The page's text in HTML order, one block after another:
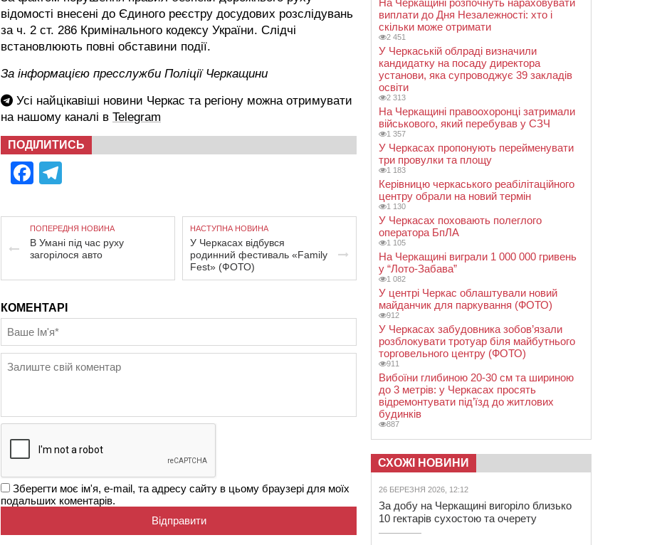
відомості внесені до Єдиного реєстру досудових розслідувань
за ч. 2 ст. 286 Кримінального кодексу України. Слідчі
встановлюють повні обставини події.
За інформацією пресслужби Поліції Черкащини
Усі найцікавіші новини Черкас та регіону можна отримувати
на нашому каналі в Telegram
ПОДІЛИТИСЬ
Facebook
ПОПЕРЕДНЯ НОВИНА
В Умані під час руху
загорілося авто
НАСТУПНА НОВИНА
У Черкасах відбувся
родинний фестиваль «Family
Fest» (ФОТО)
КОМЕНТАРІ
Зберегти моє ім'я, e-mail, та адресу сайту в цьому браузері для моїх
подальших коментарів.
На Черкащині розпочнуть нараховувати
виплати до Дня Незалежності: хто і
скільки може отримати
2 451
У Черкаській облраді визначили
кандидатку на посаду директора
установи, яка супроводжує 39 закладів
освіти
2 313
На Черкащині правоохоронці затримали
військового, який перебував у СЗЧ
1 357
У Черкасах пропонують перейменувати
три провулки та площу
1 183
Керівницю черкаського реабілітаційного
центру обрали на новий термін
1 130
У Черкасах поховають полеглого
оператора БпЛА
1 105
На Черкащині виграли 1 000 000 гривень
у “Лото-Забава”
1 082
У центрі Черкас облаштували новий
майданчик для паркування (ФОТО)
912
У Черкасах забудовника зобов’язали
розблокувати тротуар біля майбутнього
торговельного центру (ФОТО)
911
Вибоїни глибиною 20-30 см та шириною
до 3 метрів: у Черкасах просять
відремонтувати під’їзд до житлових
будинків
887
СХОЖІ НОВИНИ
26 БЕРЕЗНЯ 2026, 12:12
За добу на Черкащині вигоріло близько
10 гектарів сухостою та очерету